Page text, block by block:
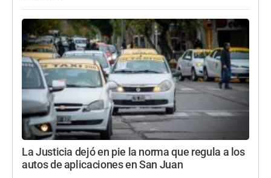
La Justicia dejó en pie la norma que regula a los
autos de aplicaciones en San Juan